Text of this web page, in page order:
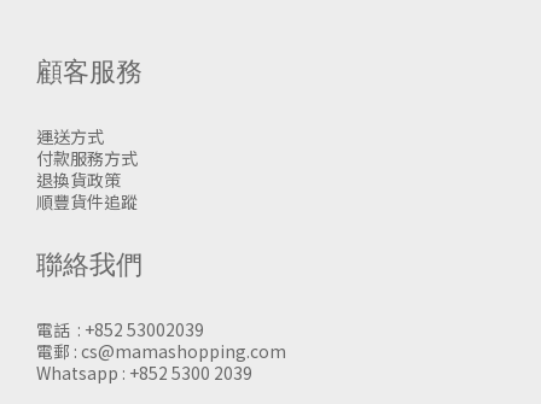
顧客服務
運送方式
付款服務方式
退換貨政策
順豐貨件追蹤
聯絡我們
電話 : +852 53002039
電郵 : cs@mamashopping.com
Whatsapp : +852 5300 2039